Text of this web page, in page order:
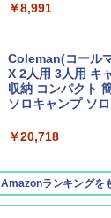
￥1,500
￥1,540
￥8,991
Coleman(コール
X 2人用 3人用 キ
収納 コンパクト
ソロキャンプ ソ
￥20,718
Amazonランキングを